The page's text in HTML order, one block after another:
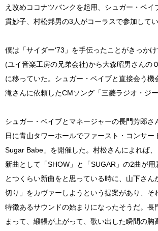
え改めココナツバンクを起用、シュガー・ベイ
貫妙子、村松邦男の3人がコーラスで参加してい
僕は「サイダー‘73」を手伝ったことがきっか
(ユイ音楽工房の兄弟会社)から大森昭男さんの
に移っていた。シュガー・ベイブと直接会う機
滝さんに依頼したCMソング「三菱ラジオ・ジ
シュガー・ベイブとマネージャーの長門芳郎さ
日に青山タワーホールでファースト・コンサー
Sugar Babe」を開催した。村松さんによれば
新曲として「SHOW」と「SUGAR」の2曲が
とつくらい新曲をと思っている時に、山下さん
切り」をカヴァーしようという提案があり、そ
特徴あるサウンドの始まりになったそうだ。長
まって、緞帳が上がって、歌い出した瞬間の胸